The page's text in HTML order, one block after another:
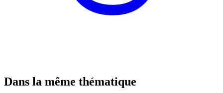
Dans la même thématique